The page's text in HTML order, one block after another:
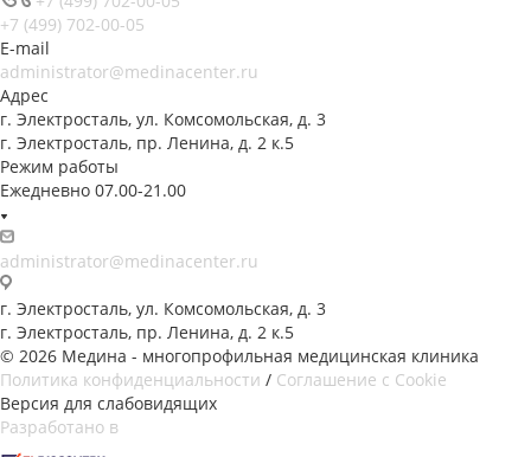
+7 (499) 702-00-05
E-mail
administrator@medinacenter.ru
Адрес
г. Электросталь, ул. Комсомольская, д. 3
г. Электросталь, пр. Ленина, д. 2 к.5
Режим работы
Ежедневно 07.00-21.00
administrator@medinacenter.ru
г. Электросталь, ул. Комсомольская, д. 3
г. Электросталь, пр. Ленина, д. 2 к.5
© 2026 Медина - многопрофильная медицинская клиника
Политика конфиденциальности / Соглашение с Cookie
Версия для слабовидящих
Разработано в